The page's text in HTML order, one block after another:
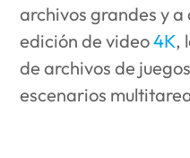
archivos grandes y
edición de video4K,
de archivos de
escenarios